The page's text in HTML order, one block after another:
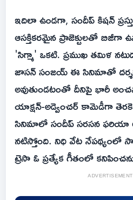
ఇదిలా ఉండగా, సందీప్ కిషన్
ఆసక్తికరమైన ప్రాజెక్టులతో
'సిగ్మా' ఒకటి. ప్రముఖ తమిళ
జాసన్ సంజయ్ ఈ సినిమాతో
అవుతుండటంతో దీనిపై భారీ
యాక్షన్-అడ్వెంచర్ కామెడీగా
సినిమాలో సందీప్ సరసన ఫరియా
నటిస్తోంది. నిధి వేట నేపథ్యంలో
ట్రెసా ఓ ప్రత్యేక గీతంలో
ADVERTISEMENT